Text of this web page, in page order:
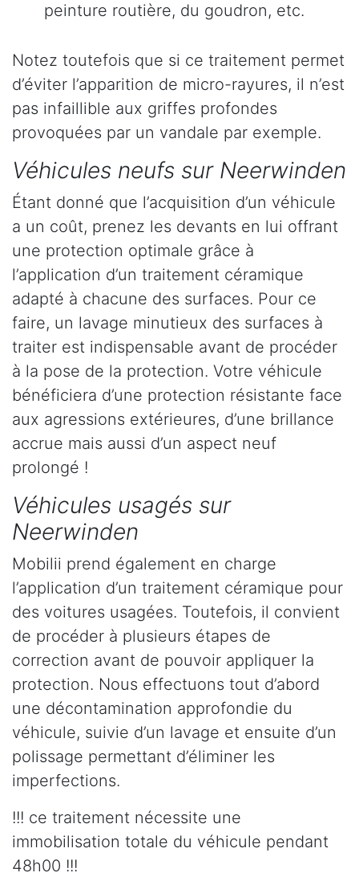
peinture routière, du goudron, etc.
Notez toutefois que si ce traitement permet
d’éviter l’apparition de micro-rayures, il n’est
pas infaillible aux griffes profondes
provoquées par un vandale par exemple.
Véhicules neufs sur Neerwinden
Étant donné que l’acquisition d’un véhicule
a un coût, prenez les devants en lui offrant
une protection optimale grâce à
l’application d’un traitement céramique
adapté à chacune des surfaces. Pour ce
faire, un lavage minutieux des surfaces à
traiter est indispensable avant de procéder
à la pose de la protection. Votre véhicule
bénéficiera d’une protection résistante face
aux agressions extérieures, d’une brillance
accrue mais aussi d’un aspect neuf
prolongé !
Véhicules usagés sur
Neerwinden
Mobilii prend également en charge
l’application d’un traitement céramique pour
des voitures usagées. Toutefois, il convient
de procéder à plusieurs étapes de
correction avant de pouvoir appliquer la
protection. Nous effectuons tout d’abord
une décontamination approfondie du
véhicule, suivie d’un lavage et ensuite d’un
polissage permettant d’éliminer les
imperfections.
!!! ce traitement nécessite une
immobilisation totale du véhicule pendant
48h00 !!!